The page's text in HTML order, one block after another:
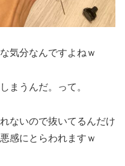
気分なんですよねｗ
まうんだ。って。
ないので抜いてるんだけ
感にとらわれますｗ